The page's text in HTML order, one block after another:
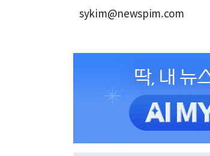
sykim@newspim.com